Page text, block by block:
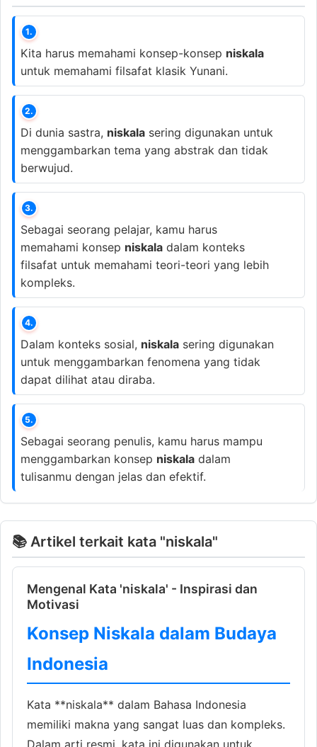
1.
Kita harus memahami konsep-konsep niskala
untuk memahami filsafat klasik Yunani.
2.
Di dunia sastra, niskala sering digunakan untuk
menggambarkan tema yang abstrak dan tidak
berwujud.
3.
Sebagai seorang pelajar, kamu harus
memahami konsep niskala dalam konteks
filsafat untuk memahami teori-teori yang lebih
kompleks.
4.
Dalam konteks sosial, niskala sering digunakan
untuk menggambarkan fenomena yang tidak
dapat dilihat atau diraba.
5.
Sebagai seorang penulis, kamu harus mampu
menggambarkan konsep niskala dalam
tulisanmu dengan jelas dan efektif.
📚 Artikel terkait kata "niskala"
Mengenal Kata 'niskala' - Inspirasi dan
Motivasi
Konsep Niskala dalam Budaya
Indonesia
Kata **niskala** dalam Bahasa Indonesia
memiliki makna yang sangat luas dan kompleks.
Dalam arti resmi, kata ini digunakan untuk